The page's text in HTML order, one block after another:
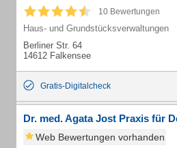
10 Bewertungen
Haus- und Grundstücksverwaltungen
Berliner Str. 64
14612 Falkensee
Gratis-Digitalcheck
Dr. med. Agata Jost Praxis für
Web Bewertungen vorhanden